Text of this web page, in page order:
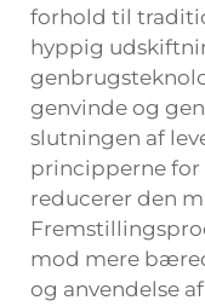
forhold til
hyppig
genvinde og
slutningen af
principperne
reducerer den
mod mere
og anvendelse